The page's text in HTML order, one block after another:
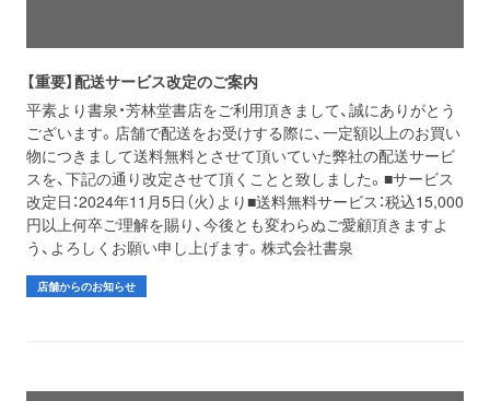
【重要】配送サービス改定のご案内
平素より書泉・芳林堂書店をご利用頂きまして、誠にありがとう
ございます。店舗で配送をお受けする際に、一定額以上のお買い
物につきまして送料無料とさせて頂いていた弊社の配送サービ
スを、下記の通り改定させて頂くことと致しました。■サービス
改定日：2024年11月5日（火）より■送料無料サービス：税込15,000
円以上何卒ご理解を賜り、今後とも変わらぬご愛顧頂きますよ
う、よろしくお願い申し上げます。株式会社書泉
店舗からのお知らせ